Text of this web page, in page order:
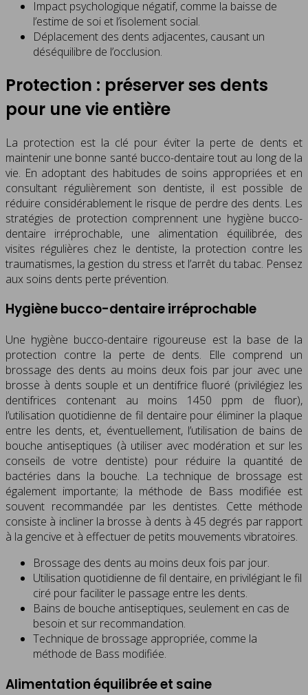
Impact psychologique négatif, comme la baisse de
l’estime de soi et l’isolement social.
Déplacement des dents adjacentes, causant un
déséquilibre de l’occlusion.
Protection : préserver ses dents
pour une vie entière
La protection est la clé pour éviter la perte de dents et
maintenir une bonne santé bucco-dentaire tout au long de la
vie. En adoptant des habitudes de soins appropriées et en
consultant régulièrement son dentiste, il est possible de
réduire considérablement le risque de perdre des dents. Les
stratégies de protection comprennent une hygiène bucco-
dentaire irréprochable, une alimentation équilibrée, des
visites régulières chez le dentiste, la protection contre les
traumatismes, la gestion du stress et l’arrêt du tabac. Pensez
aux soins dents perte prévention.
Hygiène bucco-dentaire irréprochable
Une hygiène bucco-dentaire rigoureuse est la base de la
protection contre la perte de dents. Elle comprend un
brossage des dents au moins deux fois par jour avec une
brosse à dents souple et un dentifrice fluoré (privilégiez les
dentifrices contenant au moins 1450 ppm de fluor),
l’utilisation quotidienne de fil dentaire pour éliminer la plaque
entre les dents, et, éventuellement, l’utilisation de bains de
bouche antiseptiques (à utiliser avec modération et sur les
conseils de votre dentiste) pour réduire la quantité de
bactéries dans la bouche. La technique de brossage est
également importante; la méthode de Bass modifiée est
souvent recommandée par les dentistes. Cette méthode
consiste à incliner la brosse à dents à 45 degrés par rapport
à la gencive et à effectuer de petits mouvements vibratoires.
Brossage des dents au moins deux fois par jour.
Utilisation quotidienne de fil dentaire, en privilégiant le fil
ciré pour faciliter le passage entre les dents.
Bains de bouche antiseptiques, seulement en cas de
besoin et sur recommandation.
Technique de brossage appropriée, comme la
méthode de Bass modifiée.
Alimentation équilibrée et saine